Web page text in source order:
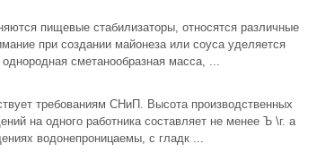
пищевые стабилизаторы, относятся различные
при создании майонеза или соуса уделяется
сметанообразная масса, ...
требованиям СНиП. Высота производственных
на одного работника составляет не менее Ъ \г. а
водонепроницаемы, с гладк ...